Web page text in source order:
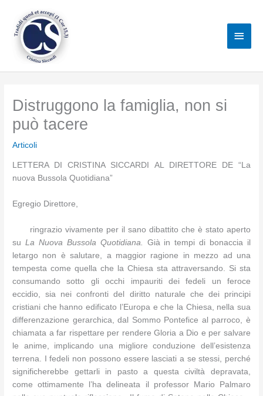
contenuto
Distruggono la famiglia, non si
può tacere
Articoli
LETTERA DI CRISTINA SICCARDI AL DIRETTORE DE “La
nuova Bussola Quotidiana”
Egregio Direttore,
ringrazio vivamente per il sano dibattito che è stato aperto
su La Nuova Bussola Quotidiana.
Già in tempi di bonaccia il
letargo non è salutare, a maggior ragione in mezzo ad una
tempesta come quella che la Chiesa sta attraversando. Si sta
consumando sotto gli occhi impauriti dei fedeli un feroce
eccidio, sia nei confronti del diritto naturale che dei principi
cristiani che hanno edificato l’Europa e che la Chiesa, nella sua
differenzazione gerarchica, dal Sommo Pontefice al parroco, è
chiamata a far rispettare per rendere Gloria a Dio e per salvare
le anime, implicando una migliore conduzione dell’esistenza
terrena. I fedeli non possono essere lasciati a se stessi, perché
significherebbe gettarli in pasto a questa civiltà depravata,
come ottimamente l’ha delineata il professor Mario Palmaro